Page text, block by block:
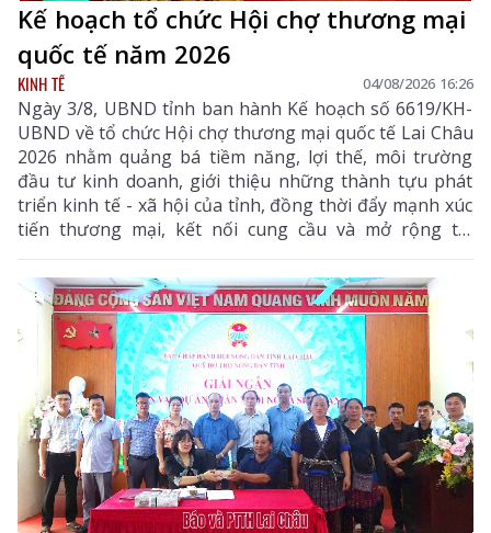
Kế hoạch tổ chức Hội chợ thương mại
quốc tế năm 2026
KINH TẾ 04/08/2026 16:26
Ngày 3/8, UBND tỉnh ban hành Kế hoạch số 6619/KH-
UBND về tổ chức Hội chợ thương mại quốc tế Lai Châu
2026 nhằm quảng bá tiềm năng, lợi thế, môi trường
đầu tư kinh doanh, giới thiệu những thành tựu phát
triển kinh tế - xã hội của tỉnh, đồng thời đẩy mạnh xúc
tiến thương mại, kết nối cung cầu và mở rộng thị
trường tiêu thụ cho các sản phẩm đặc hữu, sản phẩm
OCOP và các mặt hàng có tiềm năng xuất khẩu của địa
phương.